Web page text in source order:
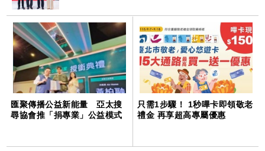
匯聚傳播公益新能量 亞太搜
尋協會推「捐專業」公益模式
只需1步驟！ 1秒嗶卡即領敬老
禮金 再享超高專屬優惠